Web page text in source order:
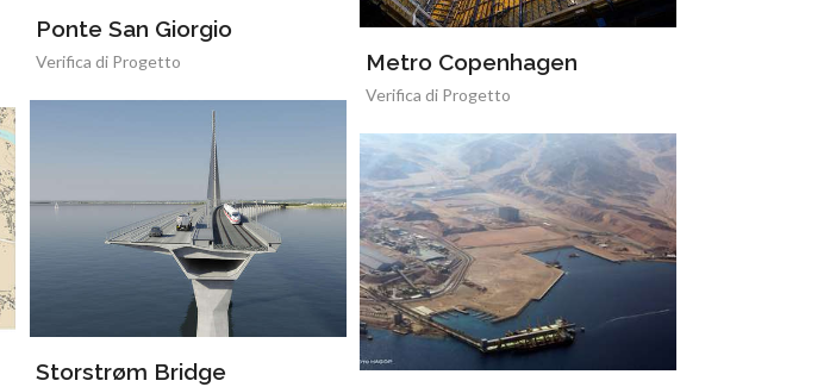
Ponte San Giorgio
Verifica di Progetto Metro Copenhagen
Verifica di Progetto
Storstrøm Bridge